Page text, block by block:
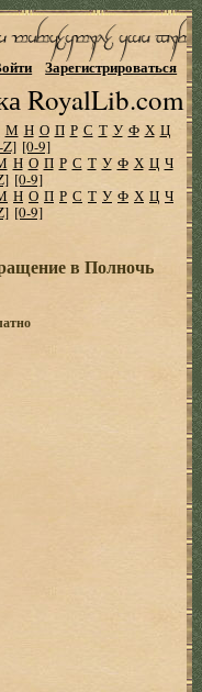
RoyalLib.com
Зарегистрироваться
М Н О П Р С Т У Ф Х Ц
Z] [0-9]
Н О П Р С Т У Ф Х Ц Ч
[0-9]
Н О П Р С Т У Ф Х Ц Ч
[0-9]
в Полночь